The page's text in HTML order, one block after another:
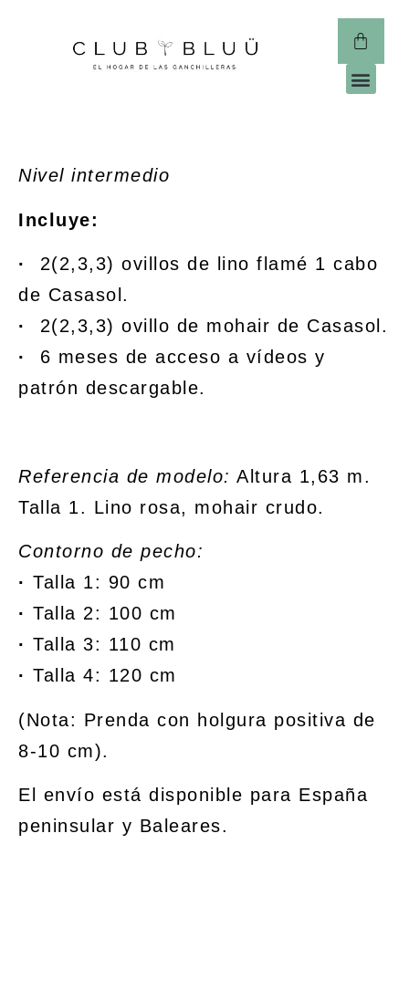
Nivel intermedio
Incluye:
·
2(2,3,3) ovillos de lino flamé 1 cabo
de Casasol.
·
2(2,3,3) ovillo de mohair de Casasol.
·
6 meses de acceso a vídeos y
patrón descargable.
Referencia de modelo: Altura 1,63 m.
Talla 1. Lino rosa, mohair crudo.
Contorno de pecho:
· Talla 1: 90 cm
· Talla 2: 100 cm
· Talla 3: 110 cm
· Talla 4: 120 cm
(Nota: Prenda con holgura positiva de
8-10 cm).
El envío está disponible para España
peninsular y Baleares.